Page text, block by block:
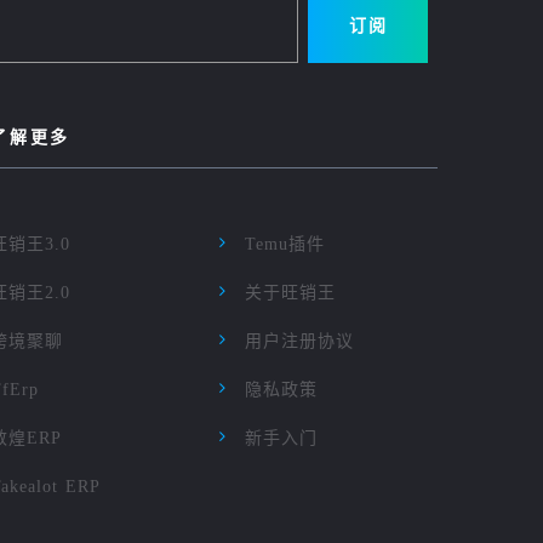
订阅
解更多
销王3.0
销王2.0
境聚聊
煌ERP
ERP
Temu插件
关于旺销王
用户注册协议
隐私政策
新手入门